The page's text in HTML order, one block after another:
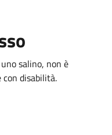
salino, non è
con disabilità.